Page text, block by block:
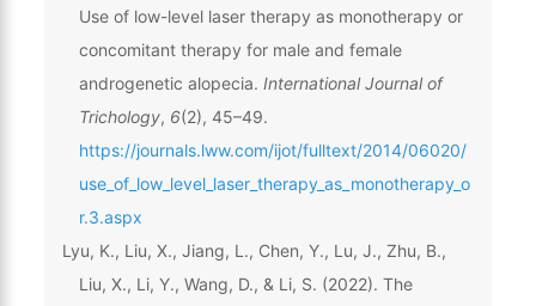
Use of low-level laser therapy as monotherapy or
concomitant therapy for male and female
androgenetic alopecia. International Journal of
Trichology, 6(2), 45–49.
https://journals.lww.com/ijot/fulltext/2014/06020/
use_of_low_level_laser_therapy_as_monotherapy_o
r.3.aspx
Lyu, K., Liu, X., Jiang, L., Chen, Y., Lu, J., Zhu, B.,
Liu, X., Li, Y., Wang, D., & Li, S. (2022). The